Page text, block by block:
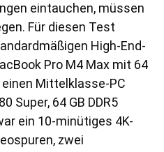
eintauchen, müssen
Für diesen Test
High-End-
Pro M4 Max mit 64
einen Mittelklasse-PC
Super, 64 GB DDR5
ein 10-minütiges 4K-
zwei